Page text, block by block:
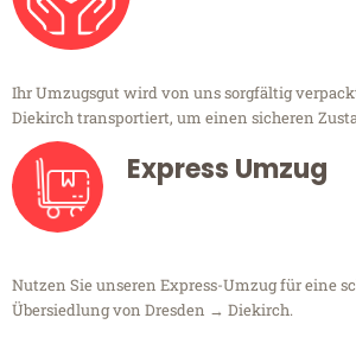
Ihr Umzugsgut wird von uns sorgfältig
Diekirch transportiert, um einen sicheren
Express Umzug
Nutzen Sie unseren Express-Umzug für eine
Übersiedlung von Dresden → Diekirch.